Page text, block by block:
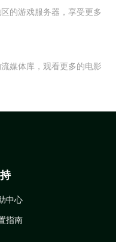
的游戏服务器，享受更多
媒体库，观看更多的电影
中心
指南